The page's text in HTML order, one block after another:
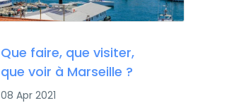
Que faire, que visiter,
que voir à Marseille ?
08 Apr 2021